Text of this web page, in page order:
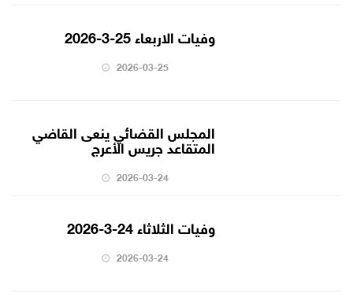
وفيات الاربعاء 25-3-2026
2026-03-25
المجلس القضائي ينعى القاضي
المتقاعد جريس الأعرج
2026-03-24
وفيات الثلاثاء 24-3-2026
2026-03-24